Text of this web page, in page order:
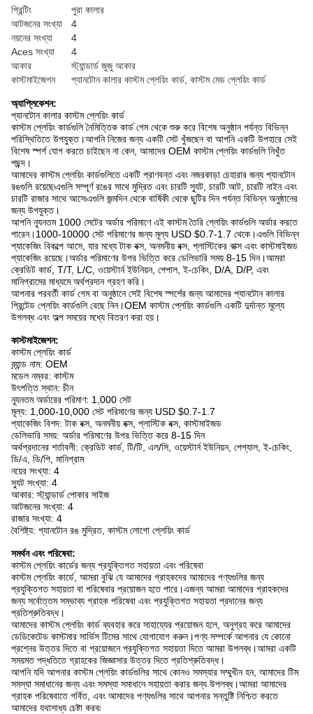
প্রিন্টিং
পুরা কালার
আটজনের সংখ্যা
4
নয়নের সংখ্যা
4
Aces সংখ্যা
4
আকার
স্ট্যান্ডার্ড জুজু আকার
কাস্টমাইজেশন
প্যানটোন কালার কাস্টম প্লেয়িং কার্ড, কাস্টম মেড প্লেয়িং কার্ড
অ্যাপ্লিকেশন:
প্যানটোন কালার কাস্টম প্লেয়িং কার্ড
কাস্টম প্লেয়িং কার্ডগুলি নৈমিত্তিক কার্ড গেম থেকে শুরু করে বিশেষ অনুষ্ঠান পর্যন্ত বিভিন্ন
পরিস্থিতিতে উপযুক্ত।আপনি নিজের জন্য একটি সেট খুঁজছেন বা আপনি একটি উপহারে সেই
বিশেষ স্পর্শ যোগ করতে চাইছেন না কেন, আমাদের OEM কাস্টম প্লেয়িং কার্ডগুলি নিখুঁত
পছন্দ।
আমাদের কাস্টম প্লেয়িং কার্ডগুলিতে একটি প্রাণবন্ত এবং নজরকাড়া চেহারার জন্য প্যানটোন
রঙগুলি রয়েছে৷এগুলি সম্পূর্ণ রঙের সাথে মুদ্রিত এবং চারটি স্যুট, চারটি আট, চারটি নাইন এবং
চারটি রাজার সাথে আসে৷এগুলি জন্মদিন থেকে বার্ষিকী থেকে ছুটির দিন পর্যন্ত বিভিন্ন অনুষ্ঠানের
জন্য উপযুক্ত।
আপনি ন্যূনতম 1000 সেটের অর্ডার পরিমাণে এই কাস্টম তৈরি প্লেয়িং কার্ডগুলি অর্ডার করতে
পারেন।1000-10000 সেট পরিমাণের জন্য মূল্য USD $0.7-1.7 থেকে।এগুলি বিভিন্ন
প্যাকেজিং বিকল্পে আসে, যার মধ্যে টাক বক্স, অনমনীয় বক্স, প্লাস্টিকের বাক্স এবং কাস্টমাইজড
প্যাকেজিং রয়েছে।অর্ডার পরিমাণের উপর ভিত্তি করে ডেলিভারি সময় 8-15 দিন।আমরা
ক্রেডিট কার্ড, T/T, L/C, ওয়েস্টার্ন ইউনিয়ন, পেপাল, ই-চেকিং, D/A, D/P, এবং
মানিগ্রামের মাধ্যমে অর্থপ্রদান গ্রহণ করি।
আপনার পরবর্তী কার্ড গেম বা অনুষ্ঠানে সেই বিশেষ স্পর্শের জন্য আমাদের প্যানটোন কালার
প্রিন্টেড প্লেয়িং কার্ডগুলি বেছে নিন।OEM কাস্টম প্লেয়িং কার্ডগুলি একটি দুর্দান্ত মূল্যে
উপলব্ধ এবং অল্প সময়ের মধ্যে বিতরণ করা হয়।
কাস্টমাইজেশন:
কাস্টম প্লেয়িং কার্ড
ব্র্যান্ড নাম: OEM
মডেল নম্বর: কাস্টম
উৎপত্তি স্থান: চীন
ন্যূনতম অর্ডারের পরিমাণ: 1,000 সেট
মূল্য: 1,000-10,000 সেট পরিমাণের জন্য USD $0.7-1.7
প্যাকেজিং বিশদ: টাক বক্স, অনমনীয় বক্স, প্লাস্টিক বক্স, কাস্টমাইজড
ডেলিভারি সময়: অর্ডার পরিমাণের উপর ভিত্তি করে 8-15 দিন
অর্থপ্রদানের শর্তাবলী: ক্রেডিট কার্ড, টি/টি, এল/সি, ওয়েস্টার্ন ইউনিয়ন, পেপ্যাল, ই-চেকিং,
ডি/এ, ডি/পি, মানিগ্রাম
নয়ের সংখ্যা: 4
স্যুট সংখ্যা: 4
আকার: স্ট্যান্ডার্ড পোকার সাইজ
আটজনের সংখ্যা: 4
রাজার সংখ্যা: 4
বৈশিষ্ট্য: প্যানটোন রঙ মুদ্রিত, কাস্টম লোগো প্লেয়িং কার্ড
সমর্থন এবং পরিষেবা:
কাস্টম প্লেয়িং কার্ডের জন্য প্রযুক্তিগত সহায়তা এবং পরিষেবা
কাস্টম প্লেয়িং কার্ডে, আমরা বুঝি যে আমাদের গ্রাহকদের আমাদের পণ্যগুলির জন্য
প্রযুক্তিগত সহায়তা বা পরিষেবার প্রয়োজন হতে পারে।এজন্য আমরা আমাদের গ্রাহকদের
জন্য সর্বোত্তম সম্ভাব্য গ্রাহক পরিষেবা এবং প্রযুক্তিগত সহায়তা প্রদানের জন্য
প্রতিশ্রুতিবদ্ধ।
আমাদের কাস্টম প্লেয়িং কার্ড ব্যবহার করে সাহায্যের প্রয়োজন হলে, অনুগ্রহ করে আমাদের
ডেডিকেটেড কাস্টমার সার্ভিস টিমের সাথে যোগাযোগ করুন।পণ্য সম্পর্কে আপনার যে কোনো
প্রশ্নের উত্তর দিতে বা প্রয়োজনে প্রযুক্তিগত সহায়তা দিতে আমরা উপলব্ধ।আমরা একটি
সময়মত পদ্ধতিতে গ্রাহকের জিজ্ঞাসার উত্তর দিতে প্রতিশ্রুতিবদ্ধ।
আপনি যদি আপনার কাস্টম প্লেয়িং কার্ডগুলির সাথে কোনও সমস্যার সম্মুখীন হন, আমাদের টিম
সমস্যা সমাধানের জন্য এবং সমস্যা সমাধানে সহায়তা করার জন্য উপলব্ধ।আমরা আমাদের
গ্রাহক পরিষেবাতে গর্বিত, এবং আমাদের পণ্যগুলির সাথে আপনার সন্তুষ্টি নিশ্চিত করতে
আমাদের যথাসাধ্য চেষ্টা করব৷